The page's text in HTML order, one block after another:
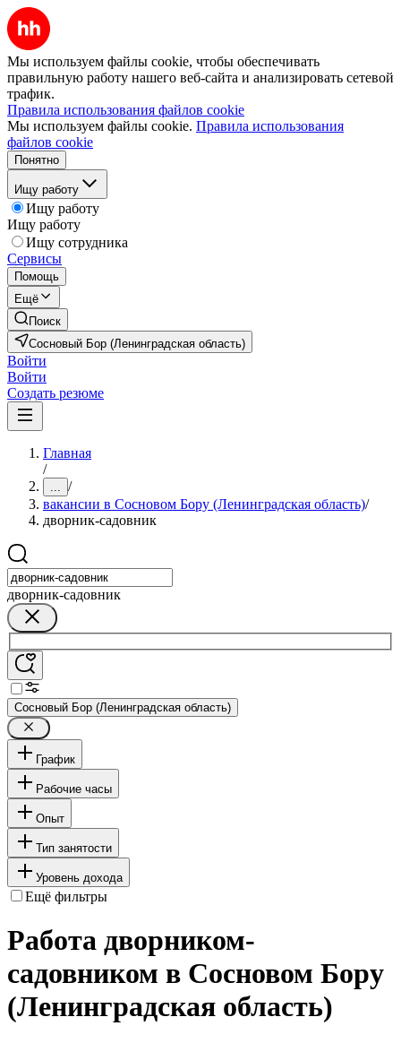
Мы используем файлы cookie, чтобы обеспечивать
правильную работу нашего веб-сайта и анализировать сетевой
трафик.
Правила использования файлов cookie
Мы используем файлы cookie. Правила использования
файлов cookie
Понятно
Ищу работу
Ищу работу
Ищу работу
Ищу сотрудника
Сервисы
Помощь
Ещё
Поиск
Сосновый Бор (Ленинградская область)
Войти
Войти
Создать резюме
Главная
/
... /
вакансии в Сосновом Бору (Ленинградская область)/
дворник-садовник
дворник-садовник
Сосновый Бор (Ленинградская область)
График
Рабочие часы
Опыт
Тип занятости
Уровень дохода
Ещё фильтры
Работа дворником-
садовником в Сосновом Бору
(Ленинградская область)